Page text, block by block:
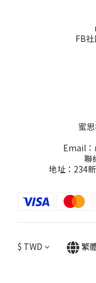
FB社
蜜
Email
聯
地址：234
$ TWD 繁